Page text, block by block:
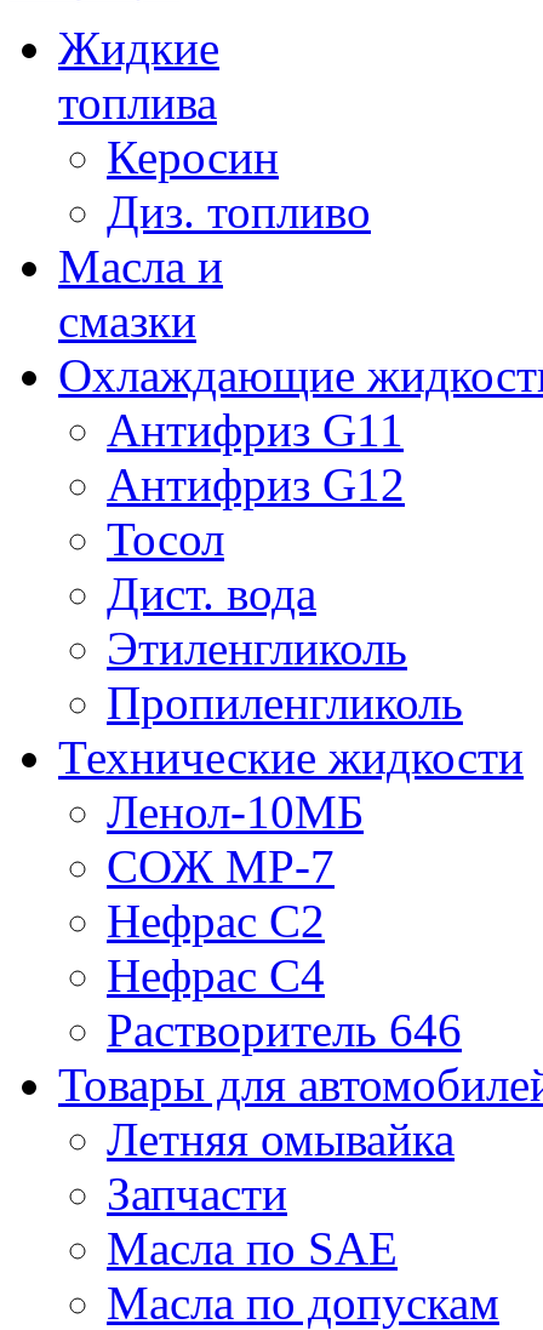
Жидкие
топлива
Керосин
Диз. топливо
Масла и
смазки
Охлаждающие
Антифриз G11
Антифриз G12
Тосол
Дист. вода
Этиленгликоль
Пропиленгликоль
Технические жидкости
Ленол-10МБ
СОЖ МР-7
Нефрас С2
Нефрас С4
Растворитель 646
Товары для
Летняя омывайка
Запчасти
Масла по SAE
Масла по допускам